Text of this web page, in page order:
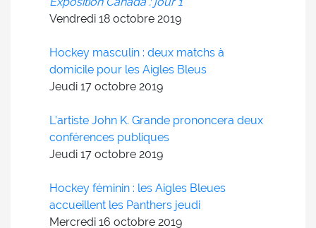
Vendredi 18 octobre 2019
Hockey masculin : deux matchs à
domicile pour les Aigles Bleus
Jeudi 17 octobre 2019
L’artiste John K. Grande prononcera deux
conférences publiques
Jeudi 17 octobre 2019
Hockey féminin : les Aigles Bleues
accueillent les Panthers jeudi
Mercredi 16 octobre 2019